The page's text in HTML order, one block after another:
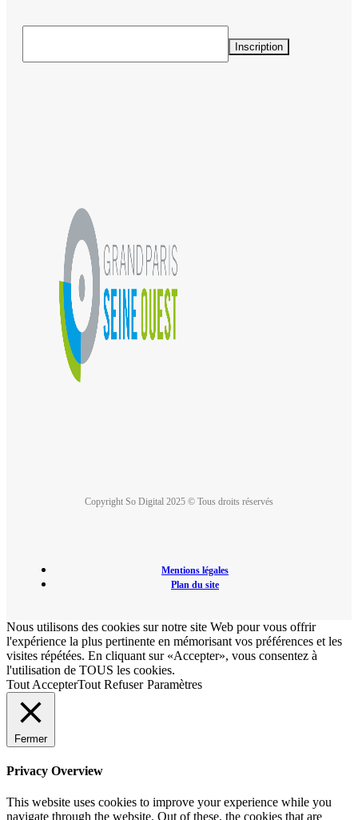
Copyright So Digital 2025 © Tous droits réservés
Mentions légales
Plan du site
Nous utilisons des cookies sur notre site Web pour vous offrir
l'expérience la plus pertinente en mémorisant vos préférences et les
visites répétées. En cliquant sur «Accepter», vous consentez à
l'utilisation de TOUS les cookies.
Tout AccepterTout Refuser Paramètres
Fermer
Privacy Overview
This website uses cookies to improve your experience while you
navigate through the website. Out of these, the cookies that are